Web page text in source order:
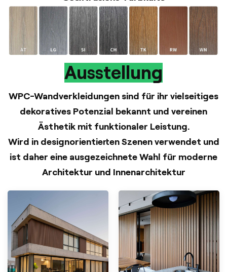
Ausstellung
WPC-Wandverkleidungen sind für ihr vielseitiges
dekoratives Potenzial bekannt und vereinen
Ästhetik mit funktionaler Leistung.
Wird in designorientierten Szenen verwendet und
ist daher eine ausgezeichnete Wahl für moderne
Architektur und Innenarchitektur